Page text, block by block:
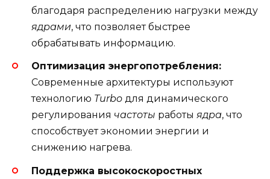
благодаря распределению нагрузки между
ядрами, что позволяет быстрее
обрабатывать информацию.
Оптимизация энергопотребления:
Современные архитектуры используют
технологию Turbo для динамического
регулирования частоты работы ядра, что
способствует экономии энергии и
снижению нагрева.
Поддержка высокоскоростных